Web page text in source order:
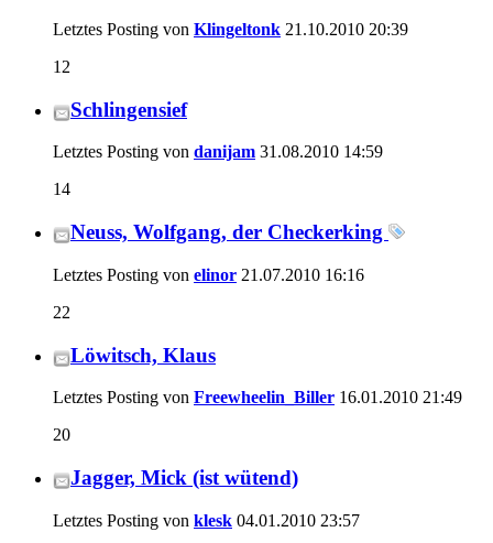
Letztes Posting von Klingeltonk 21.10.2010 20:39
12
Schlingensief
Letztes Posting von danijam 31.08.2010 14:59
14
Neuss, Wolfgang, der Checkerking
Letztes Posting von elinor 21.07.2010 16:16
22
Löwitsch, Klaus
Letztes Posting von Freewheelin_Biller 16.01.2010 21:49
20
Jagger, Mick (ist wütend)
Letztes Posting von klesk 04.01.2010 23:57